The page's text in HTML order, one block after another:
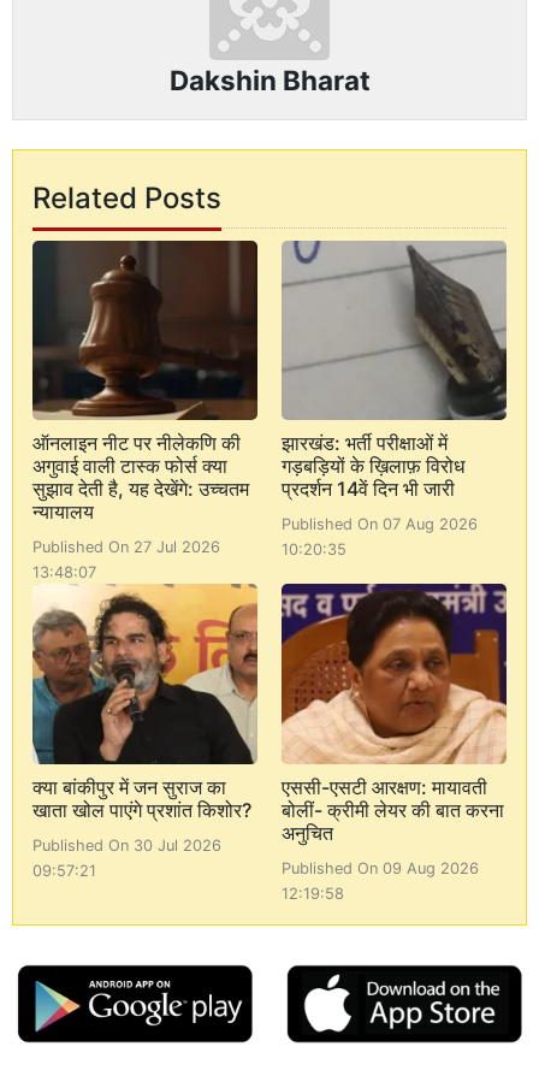
Dakshin Bharat
Related Posts
ऑनलाइन नीट पर नीलेकणि की
अगुवाई वाली टास्क फोर्स क्या
सुझाव देती है, यह देखेंगे: उच्चतम
न्यायालय
Published On 27 Jul 2026
13:48:07
झारखंड: भर्ती परीक्षाओं में
गड़बड़ियों के ख़िलाफ़ विरोध
प्रदर्शन 14वें दिन भी जारी
Published On 07 Aug 2026
10:20:35
क्या बांकीपुर में जन सुराज का
खाता खोल पाएंगे प्रशांत किशोर?
Published On 30 Jul 2026
09:57:21
एससी-एसटी आरक्षण: मायावती
बोलीं- क्रीमी लेयर की बात करना
अनुचित
Published On 09 Aug 2026
12:19:58